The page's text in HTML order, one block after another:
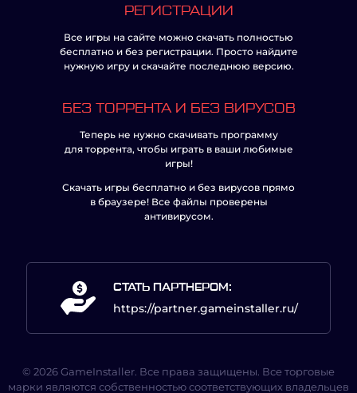
РЕГИСТРАЦИИ
Все игры на сайте можно скачать полностью
бесплатно и без регистрации. Просто найдите
нужную игру и скачайте последнюю версию.
БЕЗ ТОРРЕНТА И БЕЗ ВИРУСОВ
Теперь не нужно скачивать программу
для торрента, чтобы играть в ваши любимые
игры!
Скачать игры бесплатно и без вирусов прямо
в браузере! Все файлы проверены
антивирусом.
СТАТЬ ПАРТНЕРОМ:
https://partner.gameinstaller.ru/
© 2026 GameInstaller. Все права защищены. Все торговые
марки являются собственностью соответствующих владельцев